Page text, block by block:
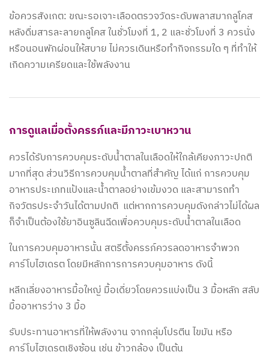
ข้อควรสังเกต: ขณะรอเจาะเลือดตรวจวัดระดับพลาสมากลูโคส
หลังดื่มสารละลายกลูโคส ในชั่วโมงที่ 1, 2 และชั่วโมงที่ 3 ควรนั่ง
หรือนอนพักผ่อนให้สบาย ไม่ควรเดินหรือทำกิจกรรมใด ๆ ที่ทำให้
เกิดความเครียดและใช้พลังงาน
การดูแลเมื่อตั้งครรภ์และมีภาวะเบาหวาน
ควรได้รับการควบคุมระดับน้ำตาลในเลือดให้ใกล้เคียงภาวะปกติ
มากที่สุด ส่วนวิธีการควบคุมน้ำตาลที่สำคัญ ได้แก่ การควบคุม
อาหารประเภทแป้งและน้ำตาลอย่างเข้มงวด และสามารถทำ
กิจวัตรประจำวันได้ตามปกติ แต่หากการควบคุมดังกล่าวไม่ได้ผล
ก็จำเป็นต้องใช้ยาอินซูลินฉีดเพื่อควบคุมระดับน้ำตาลในเลือด
ในการควบคุมอาหารนั้น สตรีตั้งครรภ์ควรลดอาหารจำพวก
คาร์โบไฮเดรต โดยมีหลักการการควบคุมอาหาร ดังนี้
หลีกเลี่ยงอาหารมื้อใหญ่ มื้อเดี่ยวโดยควรแบ่งเป็น 3 มื้อหลัก สลับ
มื้ออาหารว่าง 3 มื้อ
รับประทานอาหารที่ให้พลังงาน จากกลุ่มโปรตีน ไขมัน หรือ
คาร์โบไฮเดรตเชิงซ้อน เช่น ข้าวกล้อง เป็นต้น